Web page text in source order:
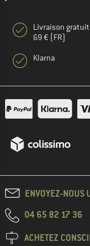
Livraison
69 € (FR)
Klarna
ENVOYEZ-NOUS
04 65 82 17 36
ACHETEZ